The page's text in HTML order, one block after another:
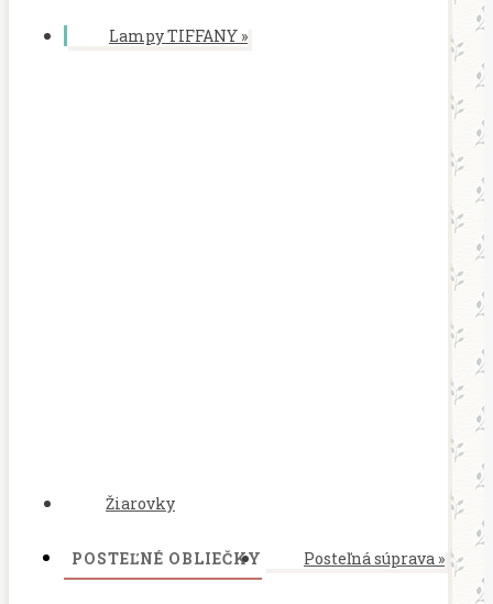
Lampy TIFFANY »
Žiarovky
POSTEĽNÉ OBLIEČKY Posteľná súprava »